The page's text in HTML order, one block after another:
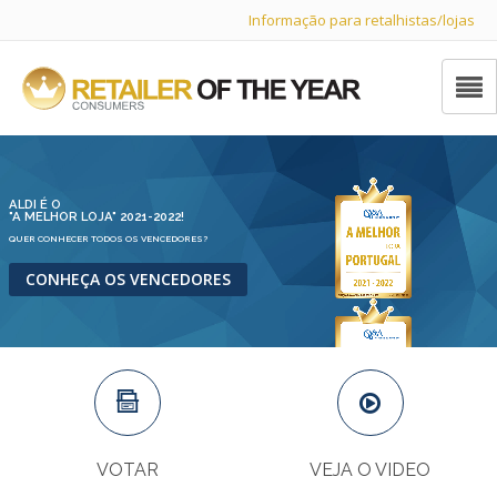
Informação para retalhistas/lojas
ALDI É O
"A MELHOR LOJA" 2021-2022!
QUER CONHECER TODOS OS VENCEDORES?
CONHEÇA OS VENCEDORES
VOTAR VEJA O VIDEO